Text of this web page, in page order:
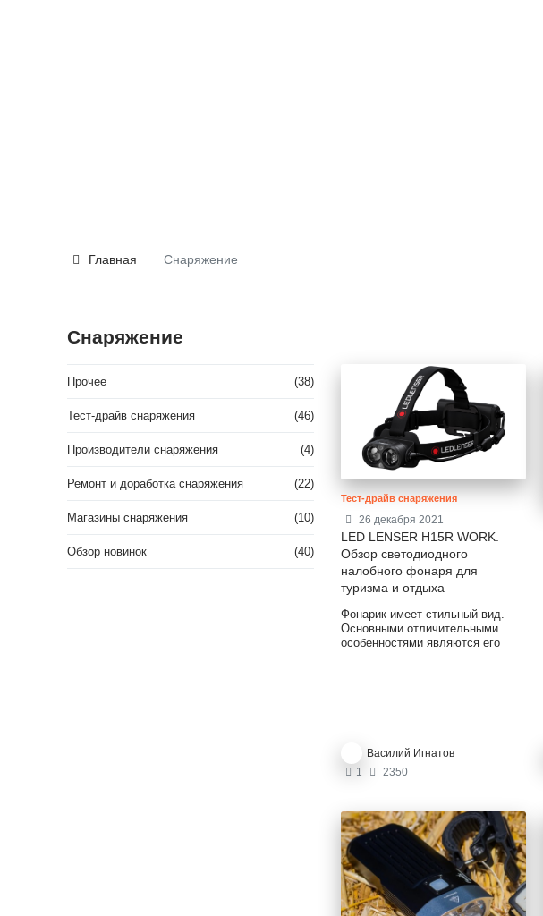
Главная Снаряжение
Снаряжение
Прочее (38)
Тест-драйв снаряжения (46)
Производители снаряжения (4)
Ремонт и доработка снаряжения (22)
Магазины снаряжения (10)
Обзор новинок (40)
Тест-драйв снаряжения
26 декабря 2021
LED LENSER H15R WORK.
Обзор светодиодного
налобного фонаря для
туризма и отдыха
Фонарик имеет стильный вид.
Основными отличительными
особенностями являются его
ударопрочности и
водонепроницаемости.
Василий Игнатов
1
2350